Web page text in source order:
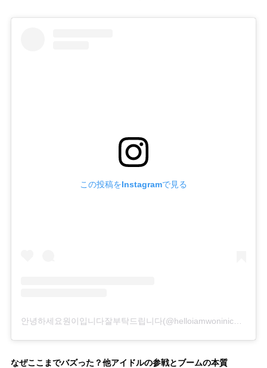
この投稿をInstagramで見る
안녕하세요원이입니다잘부탁드립니다(@helloiamwoninicetomeetyou)がシェアした投稿
なぜここまでバズった？他アイドルの参戦とブームの本質